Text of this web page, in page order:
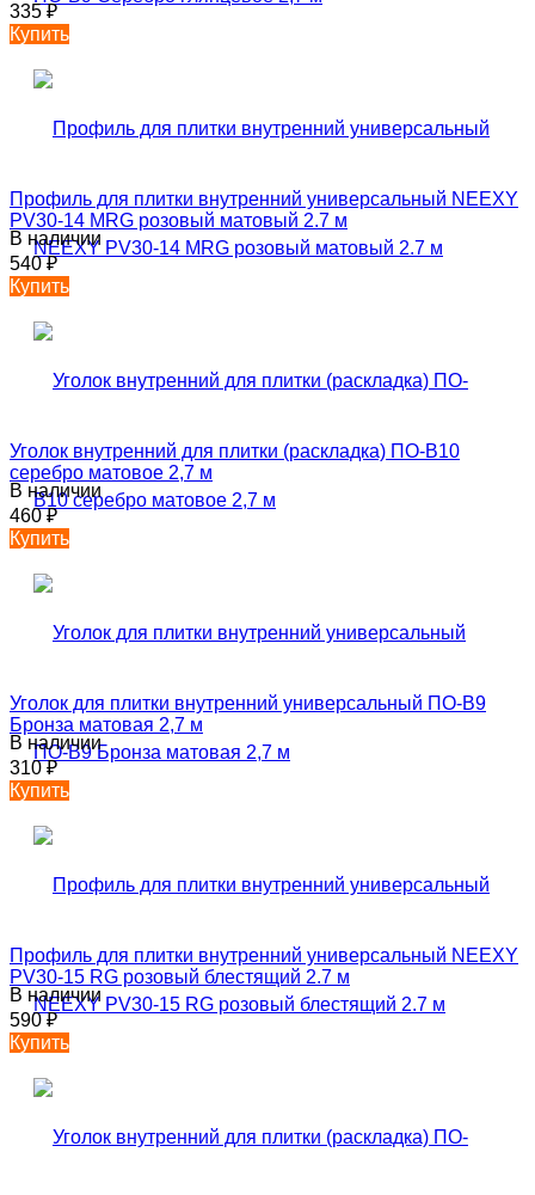
335₽
Купить
Профиль для плитки внутренний универсальный NEEXY
PV30-14 MRG розовый матовый 2.7 м
В наличии
540₽
Купить
Уголок внутренний для плитки (раскладка) ПО-В10
серебро матовое 2,7 м
В наличии
460₽
Купить
Уголок для плитки внутренний универсальный ПО-В9
Бронза матовая 2,7 м
В наличии
310₽
Купить
Профиль для плитки внутренний универсальный NEEXY
PV30-15 RG розовый блестящий 2.7 м
В наличии
590₽
Купить